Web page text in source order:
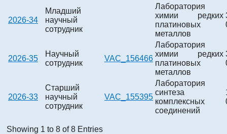
2026-34
Младший
научный
сотрудник
Лаборатория
химии редких
платиновых
металлов
2026-35
Научный
сотрудник
VAC_156466
Лаборатория
химии редких
платиновых
металлов
2026-33
Старший
научный
сотрудник
VAC_155395
Лаборатория
синтеза
комплексных
соединений
Showing 1 to 8 of 8 Entries